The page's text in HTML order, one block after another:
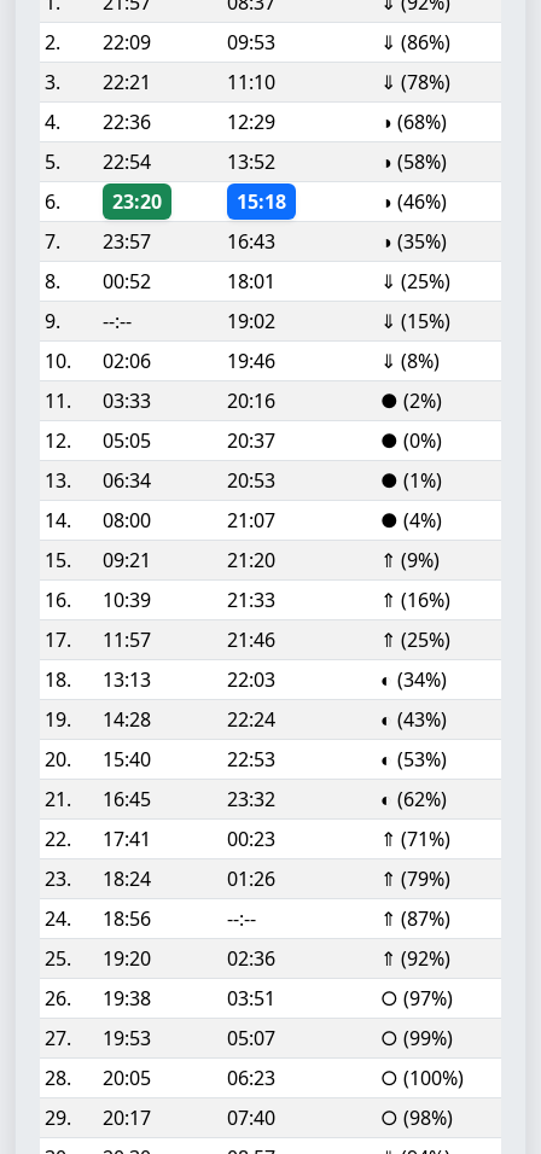
2.
22:09 09:53
⇓ (86%)
3.
22:21 11:10
⇓ (78%)
4.
22:36 12:29
◑ (68%)
5.
22:54 13:52
◑ (58%)
6.
23:20 15:18
◑ (46%)
7.
23:57 16:43
◑ (35%)
8.
00:52 18:01
⇓ (25%)
9.
--:-- 19:02
⇓ (15%)
10.
02:06 19:46
⇓ (8%)
11.
03:33 20:16
● (2%)
12.
05:05 20:37
● (0%)
13.
06:34 20:53
● (1%)
14.
08:00 21:07
● (4%)
15.
09:21 21:20
⇑ (9%)
16.
10:39 21:33
⇑ (16%)
17.
11:57 21:46
⇑ (25%)
18.
13:13 22:03
◐ (34%)
19.
14:28 22:24
◐ (43%)
20.
15:40 22:53
◐ (53%)
21.
16:45 23:32
◐ (62%)
22.
17:41 00:23
⇑ (71%)
23.
18:24 01:26
⇑ (79%)
24.
18:56 --:--
⇑ (87%)
25.
19:20 02:36
⇑ (92%)
26.
19:38 03:51
○ (97%)
27.
19:53 05:07
○ (99%)
28.
20:05 06:23
○ (100%)
29.
20:17 07:40
○ (98%)